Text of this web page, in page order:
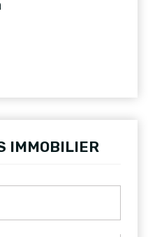
IMMOBILIER